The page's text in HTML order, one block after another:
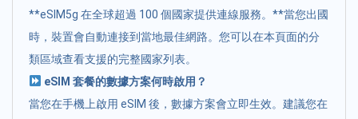
**eSIM5g 在全球超過 100 個國家提供連線服務。**當您出國
時，裝置會自動連接到當地最佳網路。您可以在本頁面的分
類區域查看支援的完整國家列表。
eSIM 套餐的數據方案何時啟用？
當您在手機上啟用 eSIM 後，數據方案會立即生效。建議您在